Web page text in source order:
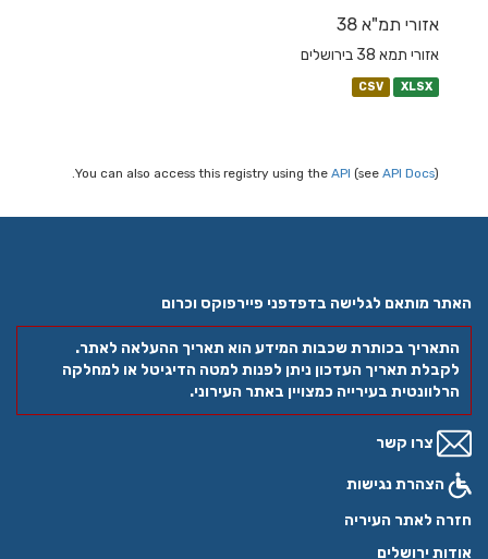
אזורי תמ"א 38
אזורי תמא 38 בירושלים
CSV XLSX
You can also access this registry using the API (see API Docs).
האתר מותאם לגלישה בדפדפני פיירפוקס וכרום
התאריך בכותרת שכבות המידע הוא תאריך ההעלאה לאתר.
לקבלת תאריך העדכון ניתן לפנות למטה הדיגיטל או למחלקה
הרלוונטית בעירייה כמצויין באתר העירוני.
צרו קשר
הצהרת נגישות
חזרה לאתר העיריה
אודות ירושלים